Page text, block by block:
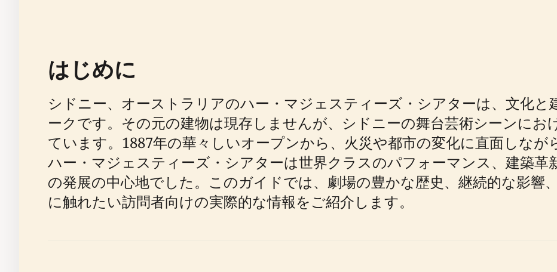
はじめに
シドニー、オーストラリアのハー・マジェスティーズ・シアターは、文化と
ークです。その元の建物は現存しませんが、シドニーの舞台芸術シーンにお
ています。1887年の華々しいオープンから、火災や都市の変化に直面しなが
ハー・マジェスティーズ・シアターは世界クラスのパフォーマンス、建築革
の発展の中心地でした。このガイドでは、劇場の豊かな歴史、継続的な影響
に触れたい訪問者向けの実際的な情報をご紹介します。